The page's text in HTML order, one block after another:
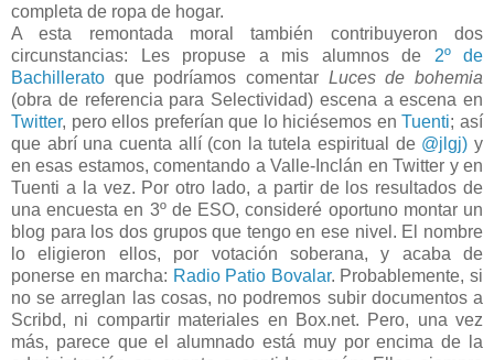
completa de ropa de hogar.
A esta remontada moral también contribuyeron dos
circunstancias: Les propuse a mis alumnos de 2º de
Bachillerato que podríamos comentar Luces de bohemia
(obra de referencia para Selectividad) escena a escena en
Twitter, pero ellos preferían que lo hiciésemos enTuenti; así
que abrí una cuenta allí (con la tutela espiritual de @jlgj) y
en esas estamos, comentando a Valle-Inclán en Twitter y en
Tuenti a la vez. Por otro lado, a partir de los resultados de
una encuesta en 3º de ESO, consideré oportuno montar un
blog para los dos grupos que tengo en ese nivel. El nombre
lo eligieron ellos, por votación soberana, y acaba de
ponerse en marcha: Radio Patio Bovalar. Probablemente, si
no se arreglan las cosas, no podremos subir documentos a
Scribd, ni compartir materiales en Box.net. Pero, una vez
más, parece que el alumnado está muy por encima de la